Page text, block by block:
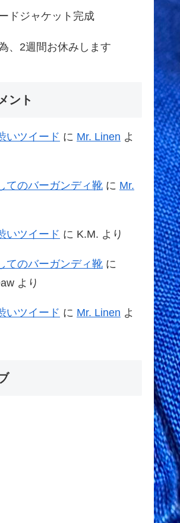
ドジャケット完成
、2週間お休みします
ント
いツイード に Mr. Linen よ
てのバーガンディ靴 に Mr.
いツイード に K.M. より
てのバーガンディ靴 に
より
いツイード に Mr. Linen よ